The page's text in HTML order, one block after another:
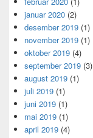
januar 2020 (2)
desember 2019 (1)
november 2019 (1)
oktober 2019 (4)
september 2019 (3)
august 2019 (1)
juli 2019 (1)
juni 2019 (1)
mai 2019 (1)
april 2019 (4)